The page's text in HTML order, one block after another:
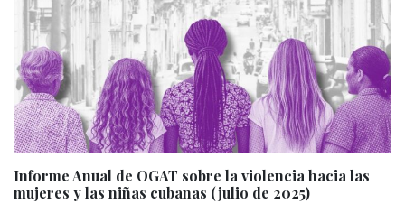
Informe Anual de OGAT sobre la violencia hacia las
mujeres y las niñas cubanas (julio de 2025)